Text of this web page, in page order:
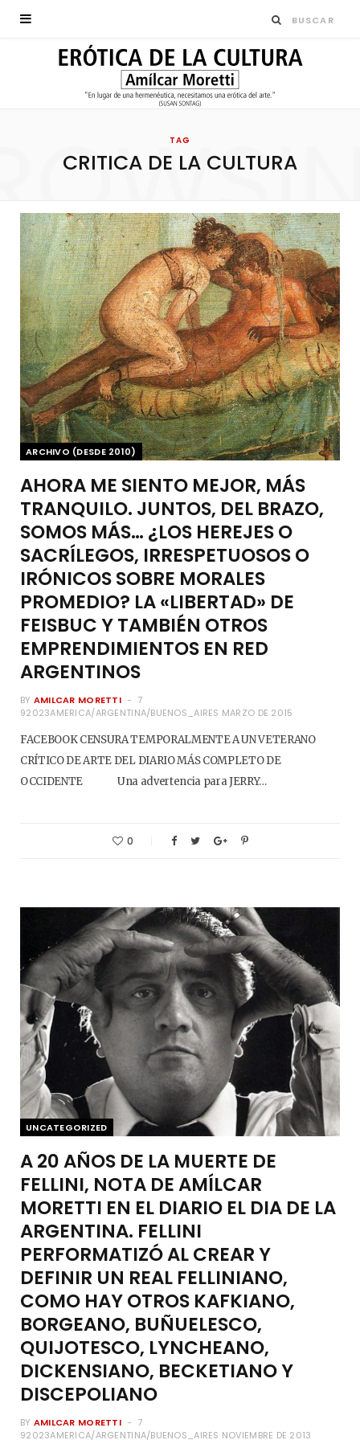
TAG
CRITICA DE LA CULTURA
ARCHIVO (DESDE 2010)
AHORA ME SIENTO MEJOR, MÁS
TRANQUILO. JUNTOS, DEL BRAZO,
SOMOS MÁS… ¿LOS HEREJES O
SACRÍLEGOS, IRRESPETUOSOS O
IRÓNICOS SOBRE MORALES
PROMEDIO? LA «LIBERTAD» DE
FEISBUC Y TAMBIÉN OTROS
EMPRENDIMIENTOS EN RED
ARGENTINOS
BY AMILCAR MORETTI
7
92023AMERICA/ARGENTINA/BUENOS_AIRES MARZO DE 2015
FACEBOOK CENSURA TEMPORALMENTE A UN VETERANO
CRÍTICO DE ARTE DEL DIARIO MÁS COMPLETO DE
OCCIDENTE Una advertencia para JERRY…
0
UNCATEGORIZED
A 20 AÑOS DE LA MUERTE DE
FELLINI, NOTA DE AMÍLCAR
MORETTI EN EL DIARIO EL DIA DE LA
ARGENTINA. FELLINI
PERFORMATIZÓ AL CREAR Y
DEFINIR UN REAL FELLINIANO,
COMO HAY OTROS KAFKIANO,
BORGEANO, BUÑUELESCO,
QUIJOTESCO, LYNCHEANO,
DICKENSIANO, BECKETIANO Y
DISCEPOLIANO
BY AMILCAR MORETTI
7
92023AMERICA/ARGENTINA/BUENOS_AIRES NOVIEMBRE DE 2013